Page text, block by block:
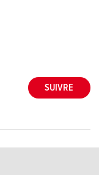
SUIVRE